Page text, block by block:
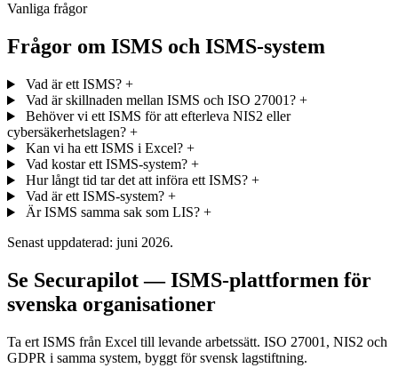
Vanliga frågor
Frågor om ISMS och ISMS-system
Vad är ett ISMS? +
Vad är skillnaden mellan ISMS och ISO 27001? +
Behöver vi ett ISMS för att efterleva NIS2 eller
cybersäkerhetslagen? +
Kan vi ha ett ISMS i Excel? +
Vad kostar ett ISMS-system? +
Hur långt tid tar det att införa ett ISMS? +
Vad är ett ISMS-system? +
Är ISMS samma sak som LIS? +
Senast uppdaterad: juni 2026.
Se Securapilot — ISMS-plattformen för
svenska organisationer
Ta ert ISMS från Excel till levande arbetssätt. ISO 27001, NIS2 och
GDPR i samma system, byggt för svensk lagstiftning.